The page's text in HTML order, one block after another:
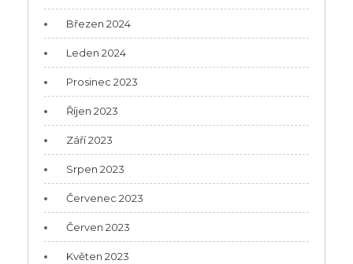
Březen 2024
Leden 2024
Prosinec 2023
Říjen 2023
Září 2023
Srpen 2023
Červenec 2023
Červen 2023
Květen 2023